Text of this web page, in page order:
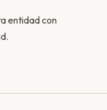
entidad con